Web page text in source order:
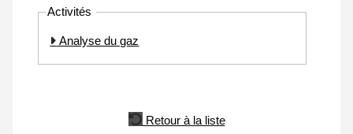
Activités
Analyse du gaz
Retour à la liste